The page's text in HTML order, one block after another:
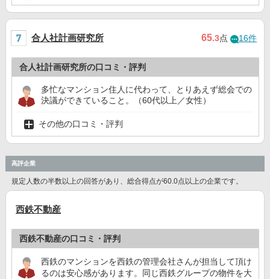
合人社計画研究所 65.3点 16件
合人社計画研究所の口コミ・評判
多忙なマンション住人に代わって、とりあえず総会での
決議ができていること。（60代以上／女性）
その他の口コミ・評判
高評企業
規定人数の半数以上の回答があり、総合得点が60.0点以上の企業です。
西鉄不動産
西鉄不動産の口コミ・評判
西鉄のマンションを西鉄の管理会社さんが担当して頂け
るのは安心感があります。同じ西鉄グループの物件を大